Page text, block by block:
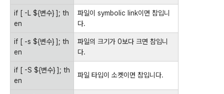
if [ -L ${변수} ]; th
en
파일이 symbolic link이면 참입니
다.
if [ -s ${변수} ]; th
en
파일의 크기가 0보다 크면 참입니
다.
if [ -S ${변수} ]; th
en
파일 타입이 소켓이면 참입니다.